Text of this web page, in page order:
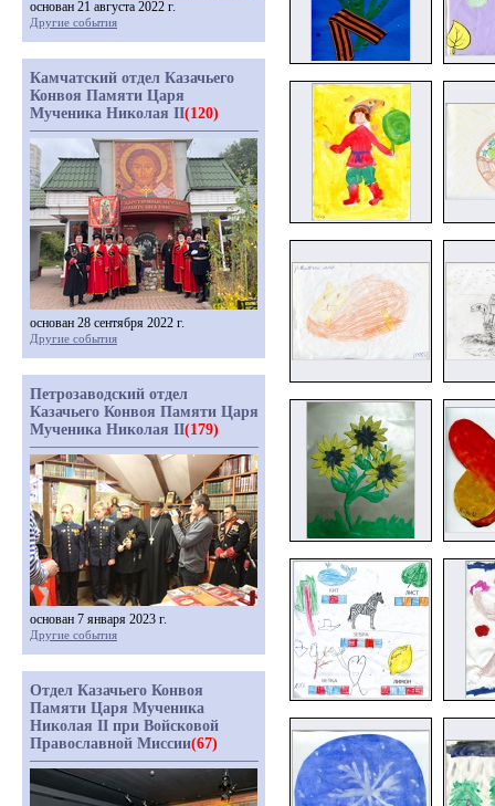
основан 21 августа 2022 г.
Другие события
Камчатский отдел Казачьего
Конвоя Памяти Царя
Мученика Николая II(120)
основан 28 сентября 2022 г.
Другие события
Петрозаводский отдел
Казачьего Конвоя Памяти Царя
Мученика Николая II(179)
основан 7 января 2023 г.
Другие события
Отдел Казачьего Конвоя
Памяти Царя Мученика
Николая II при Войсковой
Православной Миссии(67)